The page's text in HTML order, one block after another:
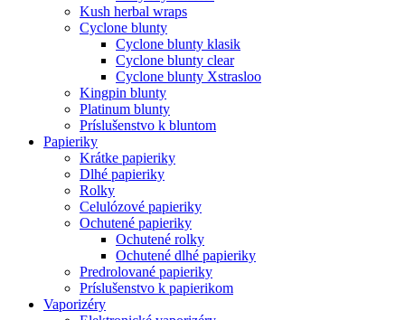
Kush herbal wraps
Cyclone blunty
Cyclone blunty klasik
Cyclone blunty clear
Cyclone blunty Xstrasloo
Kingpin blunty
Platinum blunty
Príslušenstvo k bluntom
Papieriky
Krátke papieriky
Dlhé papieriky
Rolky
Celulózové papieriky
Ochutené papieriky
Ochutené rolky
Ochutené dlhé papieriky
Predrolované papieriky
Príslušenstvo k papierikom
Vaporizéry